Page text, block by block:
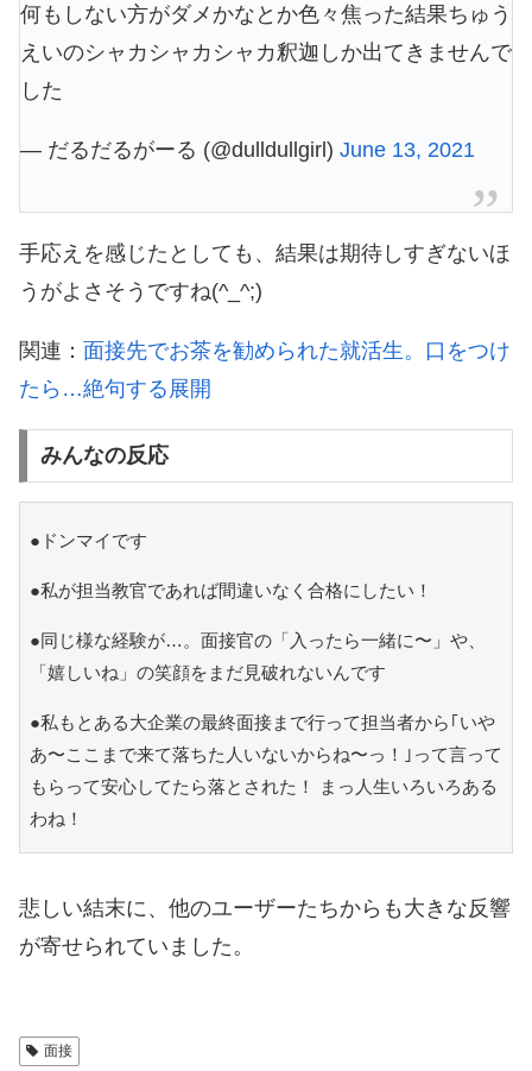
何もしない方がダメかなとか色々焦った結果ちゅう
えいのシャカシャカシャカ釈迦しか出てきませんで
した
— だるだるがーる (@dulldullgirl) June 13, 2021
手応えを感じたとしても、結果は期待しすぎないほ
うがよさそうですね(^_^;)
関連： 面接先でお茶を勧められた就活生。口をつけ
たら…絶句する展開
みんなの反応
●ドンマイです
●私が担当教官であれば間違いなく合格にしたい！
●同じ様な経験が…。面接官の「入ったら一緒に〜」や、
「嬉しいね」の笑顔をまだ見破れないんです
●私もとある大企業の最終面接まで行って担当者から｢いや
あ〜ここまで来て落ちた人いないからね〜っ！｣って言って
もらって安心してたら落とされた！ まっ人生いろいろある
わね！
悲しい結末に、他のユーザーたちからも大きな反響
が寄せられていました。
面接